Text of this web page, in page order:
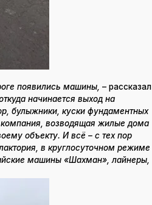
появились машины, – рассказал
начинается выход на
булыжники, куски фундаментных
компания, возводящая жилые дома
объекту. И всё – с тех пор
в круглосуточном режиме
машины «Шахман», лайнеры,